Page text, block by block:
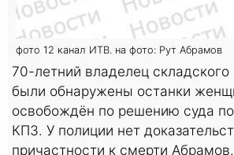
фото 12 канал ИТВ. на фото: Рут Абрамов
70-летний владелец
были обнаружены останки
освобождён по решению суда
КПЗ. У полиции нет
причастности к смерти